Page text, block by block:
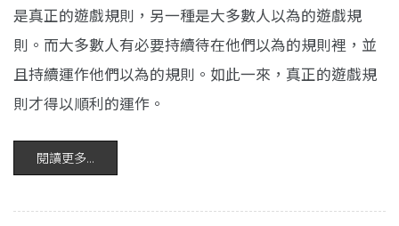
是真正的遊戲規則，另一種是大多數人以為的遊戲規
則。而大多數人有必要持續待在他們以為的規則裡，並
且持續運作他們以為的規則。如此一來，真正的遊戲規
則才得以順利的運作。
閱讀更多...